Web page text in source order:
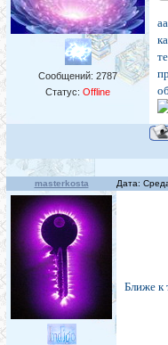
Сообщений: 2787
Статус: Offline
masterkosta Дата:
Ближе